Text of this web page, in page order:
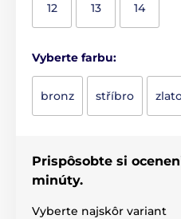
12 13 14
Vyberte farbu:
bronz stříbro
Prispôsobte si
minúty.
Vyberte najskôr variant